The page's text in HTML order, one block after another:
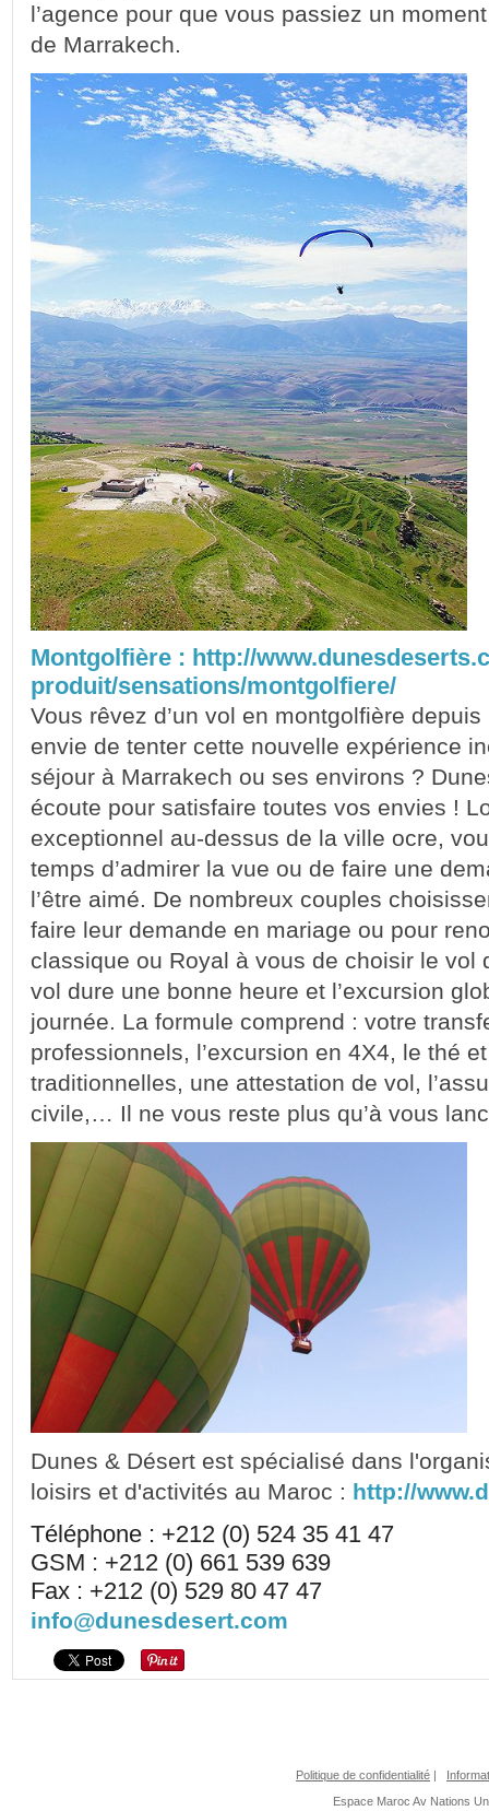
l’agence pour que vous passiez un
de Marrakech.
Montgolfière : http://
produit/sensations/montgolfiere/
Vous rêvez d’un vol en montgolfière
envie de tenter cette nouvelle expérience
séjour à Marrakech ou ses environs ?
écoute pour satisfaire toutes vos envies !
exceptionnel au-dessus de la ville ocre,
temps d’admirer la vue ou de faire une
l’être aimé. De nombreux couples
faire leur demande en mariage ou pour
classique ou Royal à vous de choisir le vol
vol dure une bonne heure et l’excursion
journée. La formule comprend : votre
professionnels, l’excursion en 4X4, le thé
traditionnelles, une attestation de vol,
civile,… Il ne vous reste plus qu’à vous
Dunes & Désert est spécialisé dans
loisirs et d'activités au Maroc : http://
Téléphone : +212 (0) 524 35 41 47
GSM : +212 (0) 661 539 639
Fax : +212 (0) 529 80 47 47
info@dunesdesert.com
Politique de confidentialité |
Espace Maroc Av Nations